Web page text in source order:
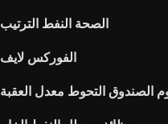
الصحة النفط الترتيب
الفوركس لايف
الصندوق التحوط معدل العقبة